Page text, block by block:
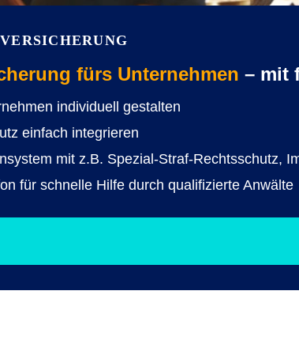
fürs Unternehmen – mit
individuell gestalten
einfach integrieren
mit z.B. Spezial-Straf-Rechtsschutz,
für schnelle Hilfe durch qualifizierte Anwälte